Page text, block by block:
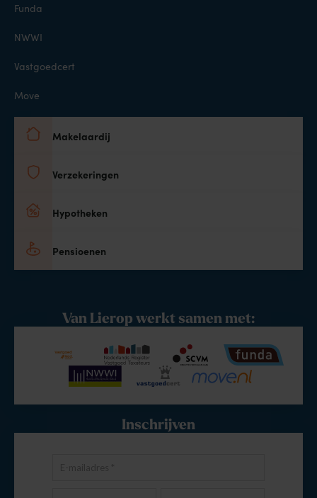
Funda
NWWI
Vastgoedcert
Move
Makelaardij
Verzekeringen
Hypotheken
Pensioenen
Van Lierop werkt samen met:
Inschrijven